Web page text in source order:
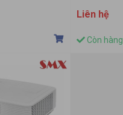
Liên hệ
Còn hàng